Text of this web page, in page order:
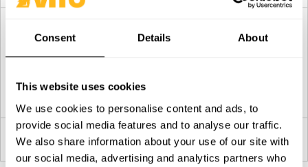
Consent Details About
This website uses cookies
We use cookies to personalise content and ads, to
provide social media features and to analyse our traffic.
We also share information about your use of our site with
our social media, advertising and analytics partners who
9200-110
3
JH - Materiais de Construção e
Decoração, Lda.